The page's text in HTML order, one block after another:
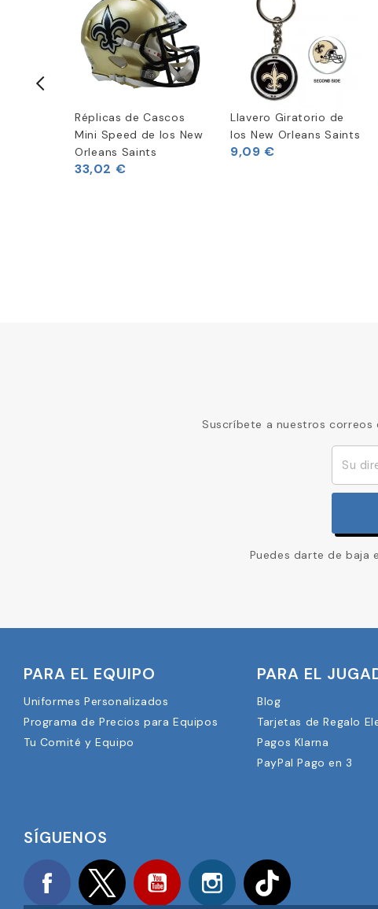
Réplicas de Cascos
Mini Speed de los New
Orleans Saints
33,02 €
Llavero Giratorio de
los New Orleans Saints
9,09 €
Suscríbete a nuestros
Puedes darte de baja
PARA EL EQUIPO
Uniformes Personalizados
Programa de Precios para Equipos
Tu Comité y Equipo
PARA EL
Blog
Tarjetas de Regalo
Pagos Klarna
PayPal Pago en 3
SÍGUENOS
Facebook Twitter YouTube Instagram